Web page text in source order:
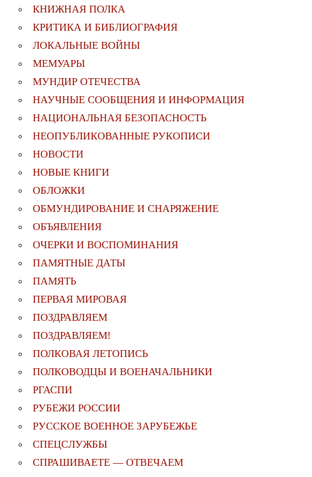
КНИЖНАЯ ПОЛКА
КРИТИКА И БИБЛИОГРАФИЯ
ЛОКАЛЬНЫЕ ВОЙНЫ
МЕМУАРЫ
МУНДИР ОТЕЧЕСТВА
НАУЧНЫЕ СООБЩЕНИЯ И ИНФОРМАЦИЯ
НАЦИОНАЛЬНАЯ БЕЗОПАСНОСТЬ
НЕОПУБЛИКОВАННЫЕ РУКОПИСИ
НОВОСТИ
НОВЫЕ КНИГИ
ОБЛОЖКИ
ОБМУНДИРОВАНИЕ И СНАРЯЖЕНИЕ
ОБЪЯВЛЕНИЯ
ОЧЕРКИ И ВОСПОМИНАНИЯ
ПАМЯТНЫЕ ДАТЫ
ПАМЯТЬ
ПЕРВАЯ МИРОВАЯ
ПОЗДРАВЛЯЕМ
ПОЗДРАВЛЯЕМ!
ПОЛКОВАЯ ЛЕТОПИСЬ
ПОЛКОВОДЦЫ И ВОЕНАЧАЛЬНИКИ
РГАСПИ
РУБЕЖИ РОССИИ
РУССКОЕ ВОЕННОЕ ЗАРУБЕЖЬЕ
СПЕЦСЛУЖБЫ
СПРАШИВАЕТЕ — ОТВЕЧАЕМ